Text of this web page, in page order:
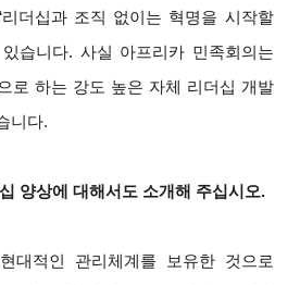
더십과 조직 없이는 혁명을 시작할
습니다. 사실 아프리카 민족회의는
로 하는 강도 높은 자체 리더십 개발
니다.
양상에 대해서도 소개해 주십시오.
대적인 관리체계를 보유한 것으로